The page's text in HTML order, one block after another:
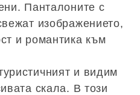
Панталоните с
изображението,
и романтика към
и видим
скала. В този